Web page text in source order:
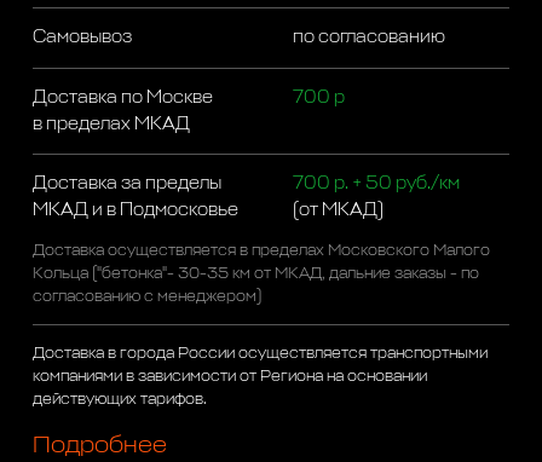
Самовывоз по согласованию
Доставка по Москве
в пределах МКАД
700 р
Доставка за пределы
МКАД и в Подмосковье
700 р. + 50 руб./км
(от МКАД)
Доставка осуществляется в пределах Московского Малого
Кольца ("бетонка"- 30-35 км от МКАД, дальние заказы - по
согласованию с менеджером)
Доставка в города России осуществляется транспортными
компаниями в зависимости от Региона на основании
действующих тарифов.
Подробнее